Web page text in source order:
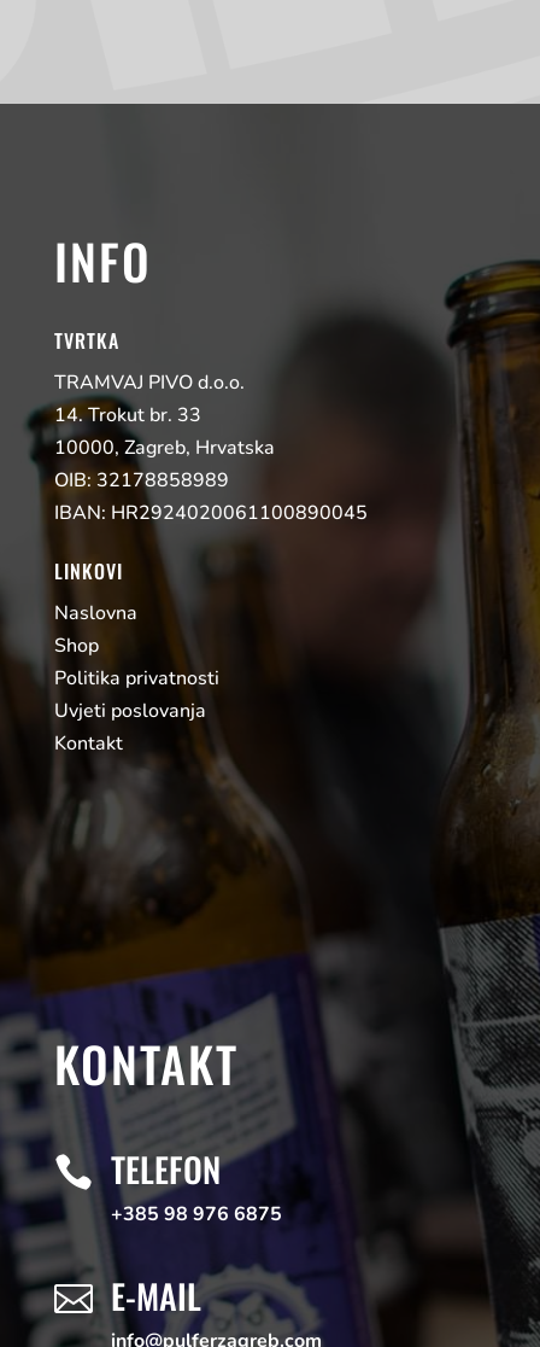
INFO
TVRTKA
TRAMVAJ PIVO d.o.o.
14. Trokut br. 33
10000, Zagreb, Hrvatska
OIB: 32178858989
IBAN: HR2924020061100890045
LINKOVI
Naslovna
Shop
Politika privatnosti
Uvjeti poslovanja
Kontakt
KONTAKT
 TELEFON
+385 98 976 6875
 E-MAIL
info@pulferzagreb.com